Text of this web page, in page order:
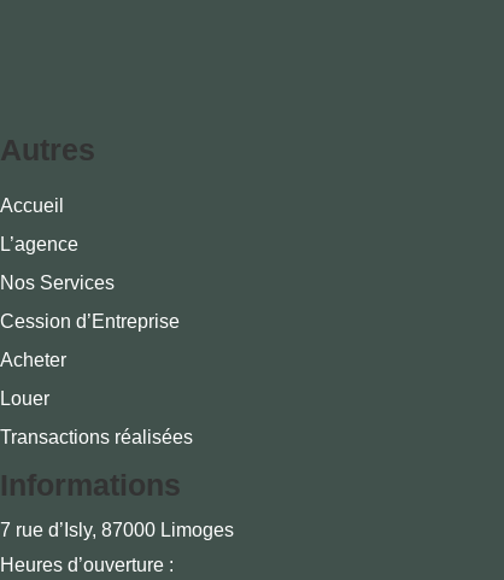
Autres
Accueil
L’agence
Nos Services
Cession d’Entreprise
Acheter
Louer
Transactions réalisées
Informations
7 rue d’Isly, 87000 Limoges
Heures d’ouverture :